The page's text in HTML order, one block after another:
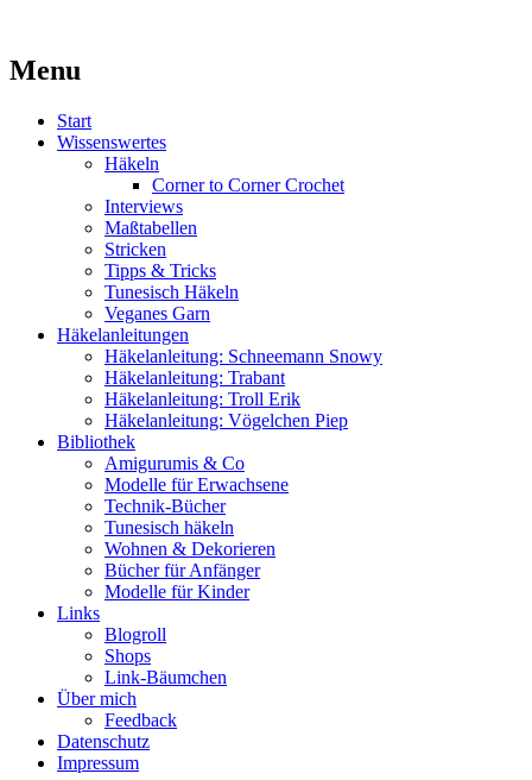
MissKnitness
Kaufst du noch oder strickst du schon?
Menu
Skip
Start
Wissenswertes
Häkeln
Corner to Corner Crochet
Interviews
Maßtabellen
Stricken
Tipps & Tricks
Tunesisch Häkeln
Veganes Garn
Häkelanleitungen
Häkelanleitung: Schneemann Snowy
Häkelanleitung: Trabant
Häkelanleitung: Troll Erik
Häkelanleitung: Vögelchen Piep
Bibliothek
Amigurumis & Co
Modelle für Erwachsene
Technik-Bücher
Tunesisch häkeln
Wohnen & Dekorieren
Bücher für Anfänger
Modelle für Kinder
Links
Blogroll
Shops
Link-Bäumchen
Über mich
Feedback
Datenschutz
Impressum